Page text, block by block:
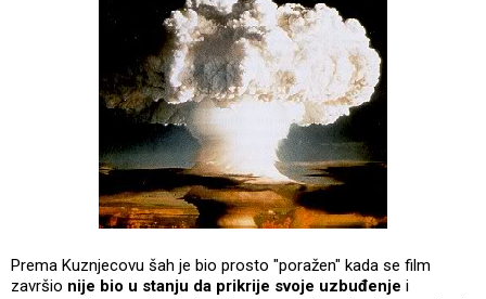
Prema Kuznjecovu šah je bio prosto "poražen" kada se film
završio nije bio u stanju da prikrije svoje uzbuđenje i